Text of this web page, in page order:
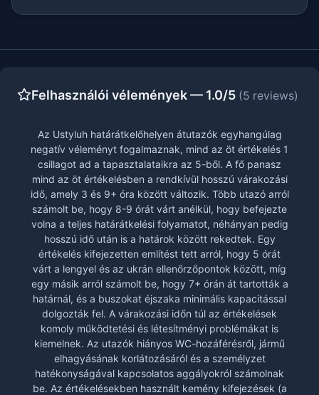
Felhasználói vélemények — 1.0/5 (5 reviews)
Az Ustyluh határátkelőhelyen átutazók egyhangúlag
negatív véleményt fogalmaznak, mind az öt értékelés 1
csillagot ad a tapasztalataikra az 5-ből. A fő panasz
mind az öt értékelésben a rendkívül hosszú várakozási
idő, amely 3 és 9+ óra között változik. Több utazó arról
számolt be, hogy 8-9 órát várt anélkül, hogy befejezte
volna a teljes határátkelési folyamatot, néhányan pedig
hosszú idő után is a határok között rekedtek. Egy
értékelés kifejezetten említést tett arról, hogy 5 órát
várt a lengyel és az ukrán ellenőrzőpontok között, míg
egy másik arról számolt be, hogy 7+ órán át tartották a
határnál, és a buszokat éjszaka minimális kapacitással
dolgozták fel. A várakozási időn túl az értékelések
komoly működtetési és létesítményi problémákat is
kiemelnek. Az utazók hiányos WC-hozáférésről, jármű
elhagyásának korlátozásáról és a személyzet
hatékonyságával kapcsolatos aggályokról számolnak
be. Az értékelésekben használt kemény kifejezések (a